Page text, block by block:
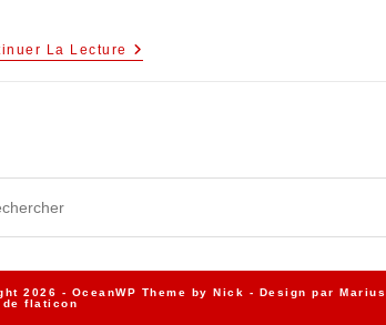
La Lecture
2026 - OceanWP Theme by Nick - Design par
de flaticon